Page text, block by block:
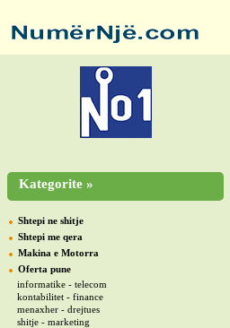
Kategorite »
Shtepi ne shitje
Shtepi me qera
Makina e Motorra
Oferta pune
informatike - telecom
kontabilitet - finance
menaxher - drejtues
shitje - marketing